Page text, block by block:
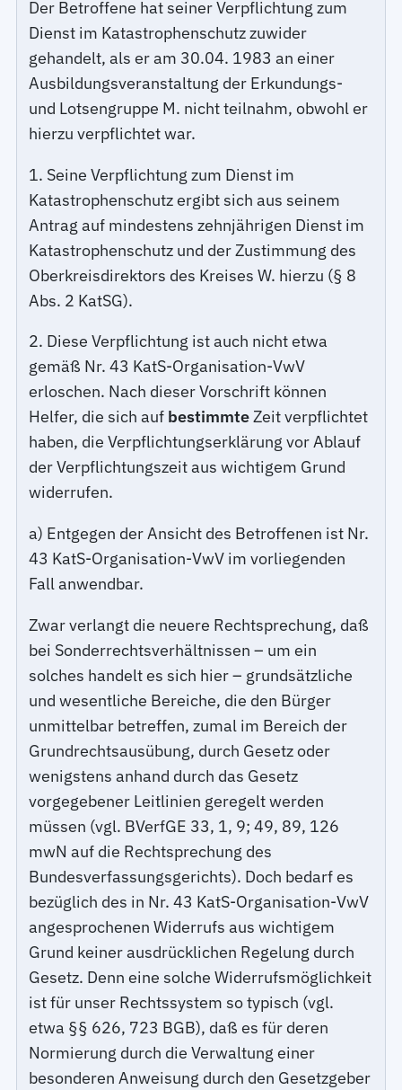
Der Betroffene hat seiner Verpflichtung zum
Dienst im Katastrophenschutz zuwider
gehandelt, als er am 30.04. 1983 an einer
Ausbildungsveranstaltung der Erkundungs-
und Lotsengruppe M. nicht teilnahm, obwohl er
hierzu verpflichtet war.
1. Seine Verpflichtung zum Dienst im
Katastrophenschutz ergibt sich aus seinem
Antrag auf mindestens zehnjährigen Dienst im
Katastrophenschutz und der Zustimmung des
Oberkreisdirektors des Kreises W. hierzu (§ 8
Abs. 2 KatSG).
2. Diese Verpflichtung ist auch nicht etwa
gemäß Nr. 43 KatS-Organisation-VwV
erloschen. Nach dieser Vorschrift können
Helfer, die sich auf bestimmteZeit verpflichtet
haben, die Verpflichtungserklärung vor Ablauf
der Verpflichtungszeit aus wichtigem Grund
widerrufen.
a) Entgegen der Ansicht des Betroffenen ist Nr.
43 KatS-Organisation-VwV im vorliegenden
Fall anwendbar.
Zwar verlangt die neuere Rechtsprechung, daß
bei Sonderrechtsverhältnissen – um ein
solches handelt es sich hier – grundsätzliche
und wesentliche Bereiche, die den Bürger
unmittelbar betreffen, zumal im Bereich der
Grundrechtsausübung, durch Gesetz oder
wenigstens anhand durch das Gesetz
vorgegebener Leitlinien geregelt werden
müssen (vgl. BVerfGE 33, 1, 9; 49, 89, 126
mwN auf die Rechtsprechung des
Bundesverfassungsgerichts). Doch bedarf es
bezüglich des in Nr. 43 KatS-Organisation-VwV
angesprochenen Widerrufs aus wichtigem
Grund keiner ausdrücklichen Regelung durch
Gesetz. Denn eine solche Widerrufsmöglichkeit
ist für unser Rechtssystem so typisch (vgl.
etwa §§ 626, 723 BGB), daß es für deren
Normierung durch die Verwaltung einer
besonderen Anweisung durch den Gesetzgeber